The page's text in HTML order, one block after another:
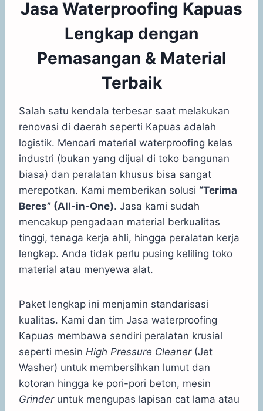
Jasa Waterproofing Kapuas
Lengkap dengan
Pemasangan & Material
Terbaik
Salah satu kendala terbesar saat melakukan
renovasi di daerah seperti Kapuas adalah
logistik. Mencari material waterproofing kelas
industri (bukan yang dijual di toko bangunan
biasa) dan peralatan khusus bisa sangat
merepotkan. Kami memberikan solusi “Terima
Beres” (All-in-One). Jasa kami sudah
mencakup pengadaan material berkualitas
tinggi, tenaga kerja ahli, hingga peralatan kerja
lengkap. Anda tidak perlu pusing keliling toko
material atau menyewa alat.
Paket lengkap ini menjamin standarisasi
kualitas. Kami dan tim Jasa waterproofing
Kapuas membawa sendiri peralatan krusial
seperti mesin High Pressure Cleaner(Jet
Washer) untuk membersihkan lumut dan
kotoran hingga ke pori-pori beton, mesin
Grinderuntuk mengupas lapisan cat lama atau